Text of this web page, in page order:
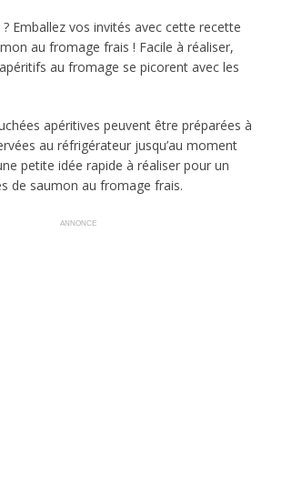
Emballez vos invités avec cette recette
au fromage frais ! Facile à réaliser,
au fromage se picorent avec les
apéritives peuvent être préparées à
au réfrigérateur jusqu’au moment
petite idée rapide à réaliser pour un
de saumon au fromage frais.
ANNONCE